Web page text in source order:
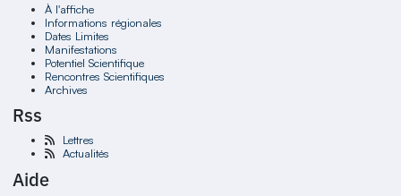
À l'affiche
Informations régionales
Dates Limites
Manifestations
Potentiel Scientifique
Rencontres Scientifiques
Archives
Rss
Lettres
Actualités
Aide